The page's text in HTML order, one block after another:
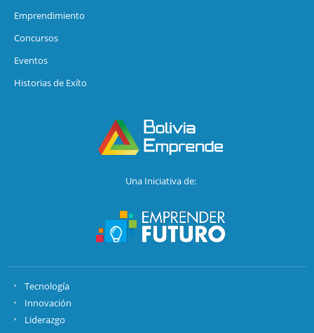
Emprendimiento
Concursos
Eventos
Historias de Exíto
Una Iniciativa de:
Tecnología
Innovación
Liderazgo